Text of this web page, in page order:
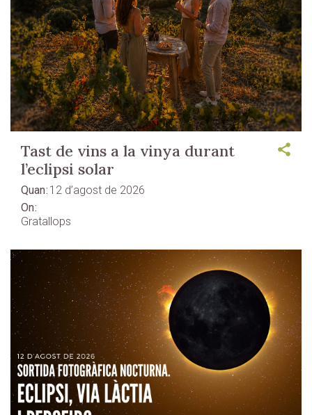
Tast de vins a la vinya durant
l’eclipsi solar
Quan 12 d’agost de 2026
On
Gratallops